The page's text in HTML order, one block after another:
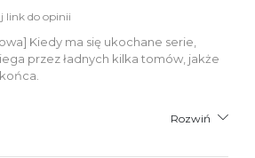
link do opinii
Kiedy ma się ukochane serie,
przez ładnych kilka tomów, jakże
Rozwiń